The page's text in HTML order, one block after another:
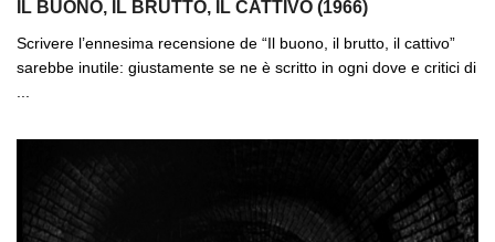
IL BUONO, IL BRUTTO, IL CATTIVO (1966)
Scrivere l’ennesima recensione de “Il buono, il brutto, il cattivo”
sarebbe inutile: giustamente se ne è scritto in ogni dove e critici di
...